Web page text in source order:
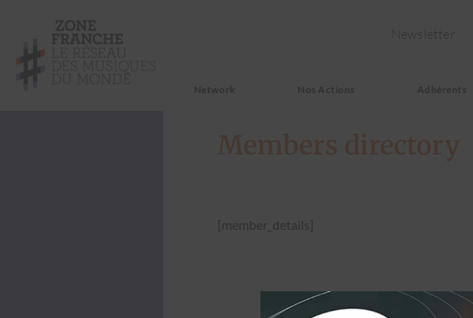
Newsletter
Network Nos Actions Adhérents
Members directory
[member_details]